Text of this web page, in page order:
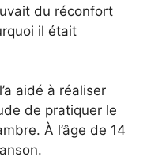
du réconfort
il était
aidé à réaliser
de pratiquer le
À l’âge de 14